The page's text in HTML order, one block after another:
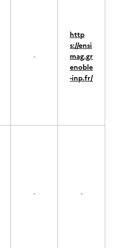
-
http
s://ensi
mag.gr
enoble
-inp.fr/
- -